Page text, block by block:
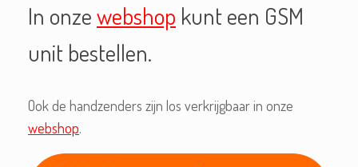
In onzewebshop kunt een GSM
unit bestellen.
Ook de handzenders zijn los verkrijgbaar in onze
webshop.